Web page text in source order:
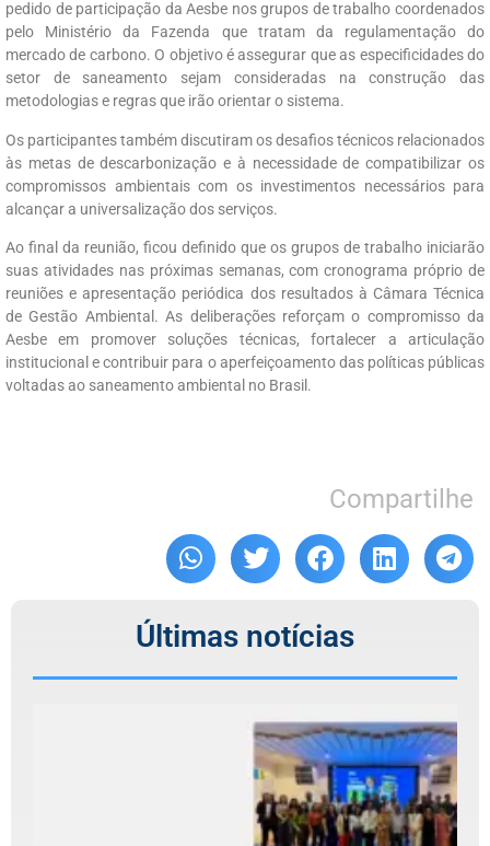
pedido de participação da Aesbe nos grupos de trabalho coordenados
pelo Ministério da Fazenda que tratam da regulamentação do
mercado de carbono. O objetivo é assegurar que as especificidades do
setor de saneamento sejam consideradas na construção das
metodologias e regras que irão orientar o sistema.
Os participantes também discutiram os desafios técnicos relacionados
às metas de descarbonização e à necessidade de compatibilizar os
compromissos ambientais com os investimentos necessários para
alcançar a universalização dos serviços.
Ao final da reunião, ficou definido que os grupos de trabalho iniciarão
suas atividades nas próximas semanas, com cronograma próprio de
reuniões e apresentação periódica dos resultados à Câmara Técnica
de Gestão Ambiental. As deliberações reforçam o compromisso da
Aesbe em promover soluções técnicas, fortalecer a articulação
institucional e contribuir para o aperfeiçoamento das políticas públicas
voltadas ao saneamento ambiental no Brasil.
Compartilhe
Últimas notícias